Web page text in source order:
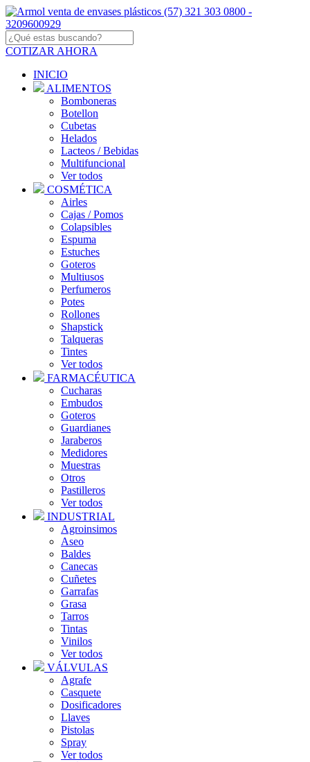
COTIZAR AHORA
INICIO
ALIMENTOS
Bomboneras
Botellon
Cubetas
Helados
Lacteos / Bebidas
Multifuncional
Ver todos
COSMÉTICA
Airles
Cajas / Pomos
Colapsibles
Espuma
Estuches
Goteros
Multiusos
Perfumeros
Potes
Rollones
Shapstick
Talqueras
Tintes
Ver todos
FARMACÉUTICA
Cucharas
Embudos
Goteros
Guardianes
Jaraberos
Medidores
Muestras
Otros
Pastilleros
Ver todos
INDUSTRIAL
Agroinsimos
Aseo
Baldes
Canecas
Cuñetes
Garrafas
Grasa
Tarros
Tintas
Vinilos
Ver todos
VÁLVULAS
Agrafe
Casquete
Dosificadores
Llaves
Pistolas
Spray
Ver todos